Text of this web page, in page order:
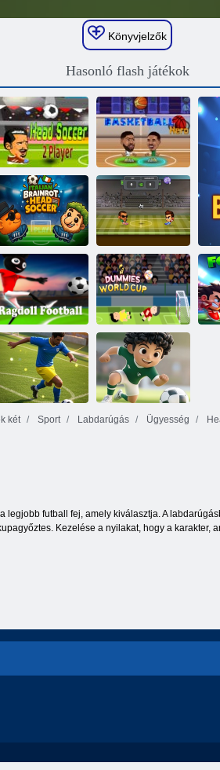
Könyvjelzők
Hasonló flash játékok
Head Soccer 2
játékos
Kosárlabda hős
Olasz brainrot
fejfutó
Foci aréna x
Rongyos futball
Dummies
világbajnokság
két Sport Labdarúgás Ügyesség
legjobb futball fej, amely kiválasztja. A
Kezelése a nyilakat, hogy a